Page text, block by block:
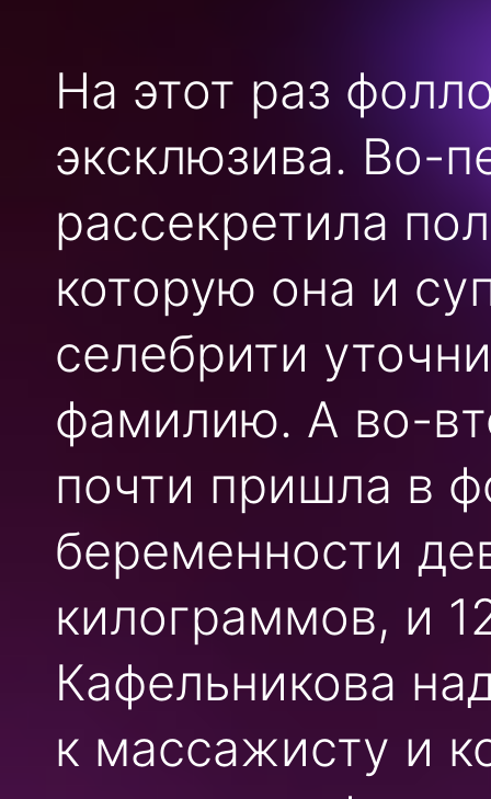
На этот раз
эксклюзива. Во-
рассекретила
которую она и
селебрити
фамилию. А во-
почти пришла в
беременности
килограммов, и
Кафельникова
к массажисту и